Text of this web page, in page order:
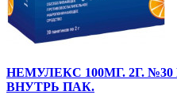
НЕМУЛЕКС 100МГ. 2Г.
ВНУТРЬ ПАК.